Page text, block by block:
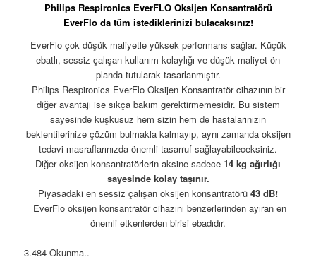
Philips Respironics EverFLO Oksijen Konsantratörü
EverFlo da tüm istediklerinizi bulacaksınız!
EverFlo çok düşük maliyetle yüksek performans sağlar. Küçük
ebatlı, sessiz çalışan kullanım kolaylığı ve düşük maliyet ön
planda tutularak tasarlanmıştır.
Philips Respironics EverFlo Oksijen Konsantratör cihazının bir
diğer avantajı ise sıkça bakım gerektirmemesidir. Bu sistem
sayesinde kuşkusuz hem sizin hem de hastalarınızın
beklentilerinize çözüm bulmakla kalmayıp, aynı zamanda oksijen
tedavi masraflarınızda önemli tasarruf sağlayabileceksiniz.
Diğer oksijen konsantratörlerin aksine sadece 14 kg ağırlığı
sayesinde kolay taşınır.
Piyasadaki en sessiz çalışan oksijen konsantratörü 43 dB!
EverFlo oksijen konsantratör cihazını benzerlerinden ayıran en
önemli etkenlerden birisi ebadıdır.
3.484 Okunma..